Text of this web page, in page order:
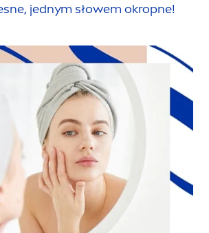
jednym słowem okropne!